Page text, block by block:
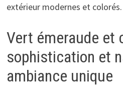
extérieur modernes et colorés.
Vert émeraude et
sophistication et
ambiance unique